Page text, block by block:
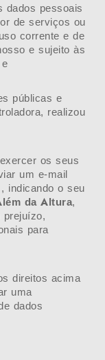
dados pessoais
de serviços ou
corrente e de
e sujeito às
públicas e
realizou
os seus
um e-mail
, indicando o seu
da Altura,
para
direitos acima
uma
dados